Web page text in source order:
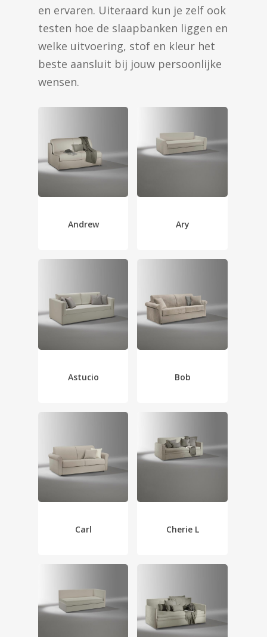
en ervaren. Uiteraard kun je zelf ook
testen hoe de slaapbanken liggen en
welke uitvoering, stof en kleur het
beste aansluit bij jouw persoonlijke
wensen.
Andrew Ary
Astucio Bob
Carl Cherie L